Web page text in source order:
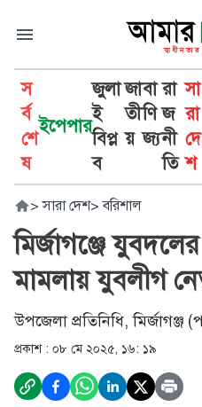
স
র্ব
শে
ষ
ইপেপার
জুলা
ই
বিপ্ল
ব
জা
তী
য়
বা
ণি
জ্য
রা
জ
নী
তি
সা
রা
দে
শ
> সারা দেশ> বরিশাল
মির্জাগঞ্জে
মামলায় যুবলীগ
উপজেলা প্রতিনিধি, মির্জাগঞ্জ
প্রকাশ : ০৮ মে ২০২৫, ১৬: ১৯